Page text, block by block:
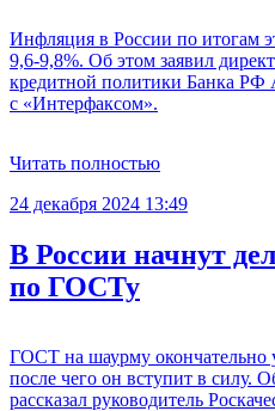
Инфляция в России по итогам
9,6-9,8%. Об этом заявил
кредитной политики Банка РФ
с «Интерфаксом».
Читать полностью
24 декабря 2024 13:49
В России начнут
по ГОСТу
ГОСТ на шаурму окончательно
после чего он вступит в силу.
рассказал руководитель